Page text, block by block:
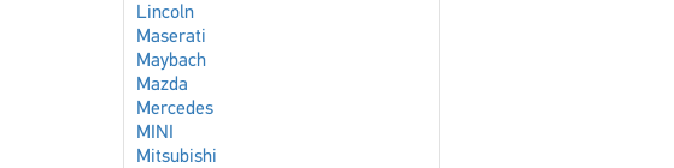
Lincoln
Maserati
Maybach
Mazda
Mercedes
MINI
Mitsubishi